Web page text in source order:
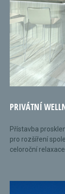
PRIVÁTNÍ
Přístavba
pro rozšíření
celoroční relaxace